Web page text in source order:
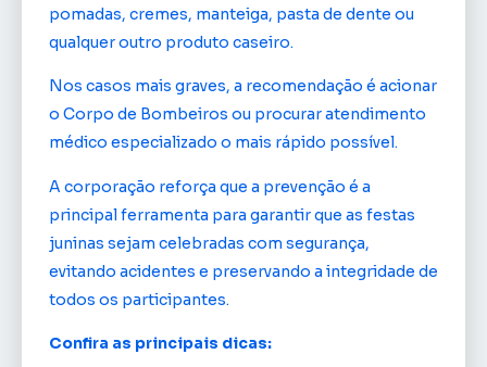
pomadas, cremes, manteiga, pasta de dente ou
qualquer outro produto caseiro.
Nos casos mais graves, a recomendação é acionar
o Corpo de Bombeiros ou procurar atendimento
médico especializado o mais rápido possível.
A corporação reforça que a prevenção é a
principal ferramenta para garantir que as festas
juninas sejam celebradas com segurança,
evitando acidentes e preservando a integridade de
todos os participantes.
Confira as principais dicas: